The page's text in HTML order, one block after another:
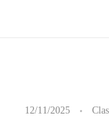
M
12/11/2025